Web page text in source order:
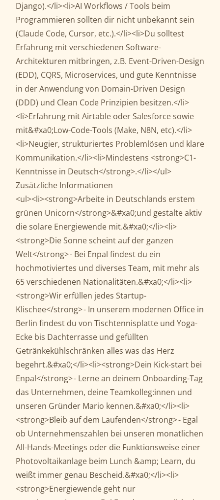
Django).</li><li>AI Workflows / Tools beim
Programmieren sollten dir nicht unbekannt sein
(Claude Code, Cursor, etc.).</li><li>Du solltest
Erfahrung mit verschiedenen Software-
Architekturen mitbringen, z.B. Event-Driven-Design
(EDD), CQRS, Microservices, und gute Kenntnisse
in der Anwendung von Domain-Driven Design
(DDD) und Clean Code Prinzipien besitzen.</li>
<li>Erfahrung mit Airtable oder Salesforce sowie
mit&#xa0;Low-Code-Tools (Make, N8N, etc).</li>
<li>Neugier, strukturiertes Problemlösen und klare
Kommunikation.</li><li>Mindestens <strong>C1-
Kenntnisse in Deutsch</strong>.</li></ul>
Zusätzliche Informationen
<ul><li><strong>Arbeite in Deutschlands erstem
grünen Unicorn</strong>&#xa0;und gestalte aktiv
die solare Energiewende mit.&#xa0;</li><li>
<strong>Die Sonne scheint auf der ganzen
Welt</strong> - Bei Enpal findest du ein
hochmotiviertes und diverses Team, mit mehr als
65 verschiedenen Nationalitäten.&#xa0;</li><li>
<strong>Wir erfüllen jedes Startup-
Klischee</strong> - In unserem modernen Office in
Berlin findest du von Tischtennisplatte und Yoga-
Ecke bis Dachterrasse und gefüllten
Getränkekühlschränken alles was das Herz
begehrt.&#xa0;</li><li><strong>Dein Kick-start bei
Enpal</strong> - Lerne an deinem Onboarding-Tag
das Unternehmen, deine Teamkolleg:innen und
unseren Gründer Mario kennen.&#xa0;</li><li>
<strong>Bleib auf dem Laufenden</strong> - Egal
ob Unternehmenszahlen bei unseren monatlichen
All-Hands-Meetings oder die Funktionsweise einer
Photovoltaikanlage beim Lunch &amp; Learn, du
weißt immer genau Bescheid.&#xa0;</li><li>
<strong>Energiewende geht nur